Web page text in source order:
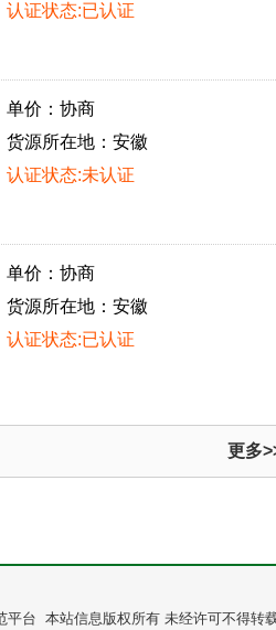
认证状态:已认证
单价：协商
货源所在地：安徽
认证状态:未认证
单价：协商
货源所在地：安徽
认证状态:已认证
更多
平台 本站信息版权所有 未经许可不得转